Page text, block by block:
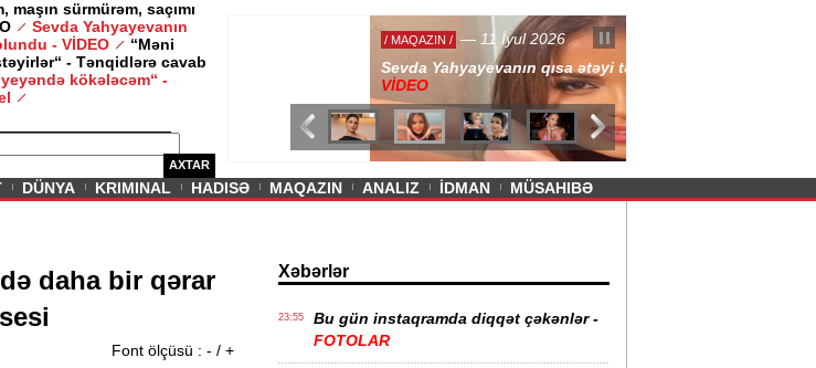
maşın sürmürəm, saçımı
Sevda Yahyayevanın
- VİDEO
“Məni
- Tənqidlərə cavab
kökələcəm“ -
AXTAR
— 11 İyul 2026
Sevda Yahyayevanın qısa ətəyi tənqid olundu -
DÜNYA KRIMINAL HADISƏ MAQAZIN ANALIZ İDMAN MÜSAHIBƏ
daha bir qərar
Font ölçüsü : - / +
Xəbərlər
23:55
Bu gün instaqramda diqqət çəkənlər -
FOTOLAR